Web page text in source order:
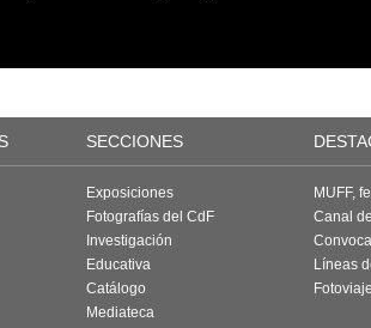
SECCIONES
Exposiciones
Fotografías del CdF
Investigación
Educativa
Catálogo
Mediateca
MUFF,
Canal
Líneas